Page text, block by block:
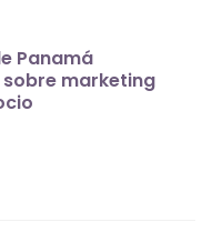
Panamá
marketing